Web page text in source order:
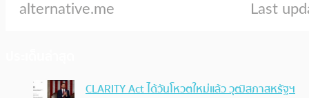
CLARITY Act ได้วันโหวตใหม่แล้ว วุฒิสภาสหรัฐฯ